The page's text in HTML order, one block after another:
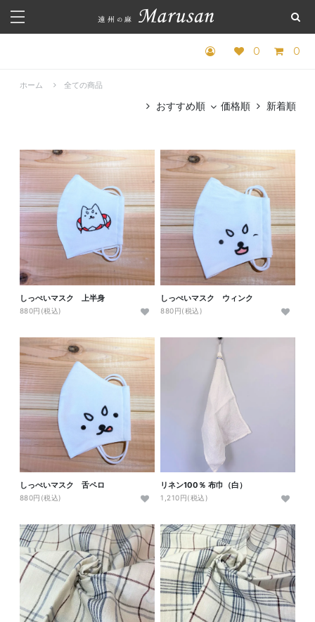
0 0
ホーム 全ての商品
おすすめ順 価格順 新着順
しっぺいマスク 上半身
880円(税込)
しっぺいマスク ウィンク
880円(税込)
しっぺいマスク 舌ペロ
880円(税込)
リネン100％ 布巾（白）
1,210円(税込)